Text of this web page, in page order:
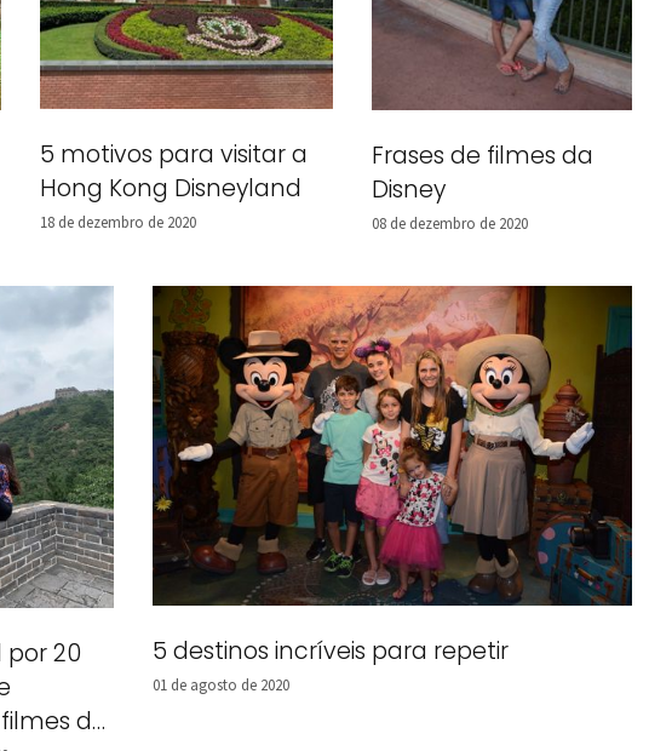
5 motivos para visitar a
Hong Kong Disneyland
18 de dezembro de 2020
Frases de filmes da
Disney
08 de dezembro de 2020
por 20
da
5 destinos incríveis para repetir
01 de agosto de 2020